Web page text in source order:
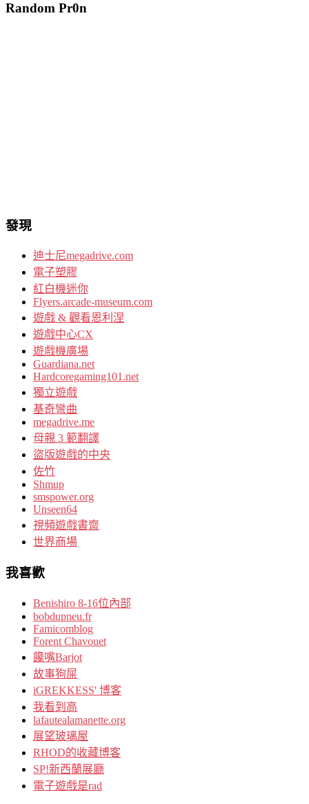
Random Pr0n
發現
迪士尼megadrive.com
電子塑膠
紅白機迷你
Flyers.arcade-museum.com
遊戲 & 觀看恩利涅
遊戲中心CX
遊戲機廣場
Guardiana.net
Hardcoregaming101.net
獨立遊戲
基奇彎曲
megadrive.me
母親 3 範翻譯
盜版遊戲的中央
佐竹
Shmup
smspower.org
Unseen64
視頻遊戲書齋
世界商場
我喜歡
Benishiro 8-16位內部
bobdupneu.fr
Famicomblog
Forent Chavouet
饞嘴Barjot
故事狗屎
iGREKKESS' 博客
我看到高
lafautealamanette.org
展望玻璃屋
RHOD的收藏博客
SP!新西蘭展廳
電子遊戲是rad